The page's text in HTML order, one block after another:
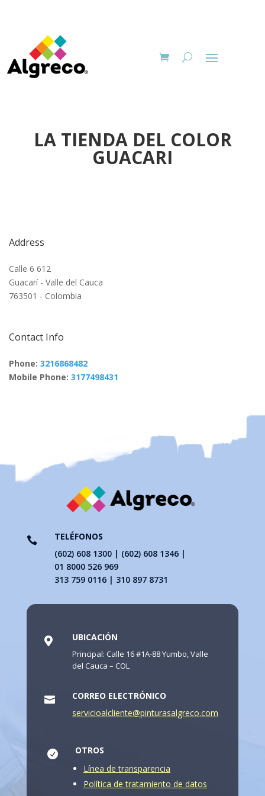
LA TIENDA DEL COLOR
GUACARI
Address
Calle 6 612
Guacarí - Valle del Cauca
763501 - Colombia
Contact Info
Phone: 3216868482
Mobile Phone: 3177498431

TELÉFONOS
(602) 608 1300 | (602) 608 1346 |
01 8000 526 969
313 759 0116 | 310 897 8731
 UBICACIÓN
Principal: Calle 16 #1A-88 Yumbo, Valle
del Cauca – COL

CORREO ELECTRÓNICO
servicioalcliente@pinturasalgreco.com

OTROS
Línea de transparencia
Política de tratamiento de datos